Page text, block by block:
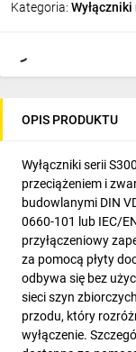
Kategoria:
OPIS PRODUKTU
Wyłączniki serii
przeciążeniem i
budowlanymi DIN
0660-101 lub IEC/
przyłączeniowy
za pomocą płyty
odbywa się bez
sieci szyn
przodu, który
wyłączenie.